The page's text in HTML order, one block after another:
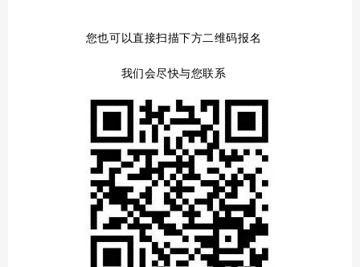
您也可以直接扫描下方二维码报名
我们会尽快与您联系